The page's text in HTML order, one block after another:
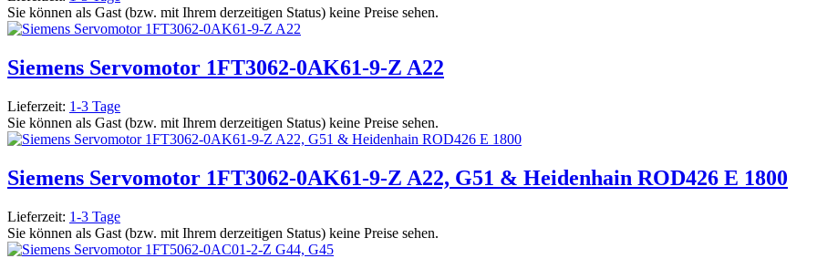
Sie können als Gast (bzw. mit Ihrem derzeitigen Status) keine Preise sehen.
Siemens Servomotor 1FT3062-0AK61-9-Z A22
Lieferzeit: 1-3 Tage
Sie können als Gast (bzw. mit Ihrem derzeitigen Status) keine Preise sehen.
Siemens Servomotor 1FT3062-0AK61-9-Z A22, G51 & Heidenhain ROD426 E 1800
Lieferzeit: 1-3 Tage
Sie können als Gast (bzw. mit Ihrem derzeitigen Status) keine Preise sehen.